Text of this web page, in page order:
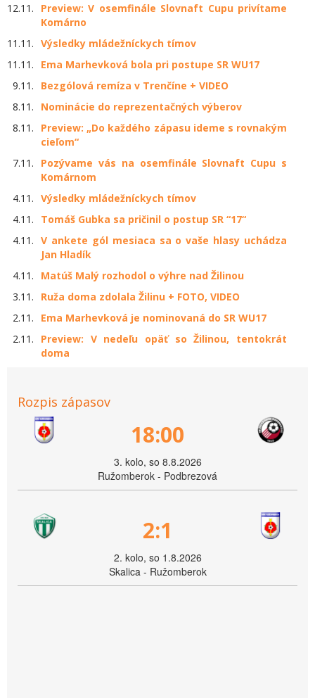
12.11.
Preview: V osemfinále Slovnaft Cupu privítame
Komárno
11.11. Výsledky mládežníckych tímov
11.11.
Ema Marhevková bola pri postupe SR WU17
9.11.
Bezgólová remíza v Trenčíne + VIDEO
8.11.
Nominácie do reprezentačných výberov
8.11.
Preview: „Do každého zápasu ideme s rovnakým
cieľom“
7.11.
Pozývame vás na osemfinále Slovnaft Cupu s
Komárnom
4.11. Výsledky mládežníckych tímov
4.11.
Tomáš Gubka sa pričinil o postup SR “17“
4.11. V ankete gól mesiaca sa o vaše hlasy uchádza
Jan Hladík
4.11.
Matúš Malý rozhodol o výhre nad Žilinou
3.11.
Ruža doma zdolala Žilinu + FOTO, VIDEO
2.11.
Ema Marhevková je nominovaná do SR WU17
2.11.
Preview: V nedeľu opäť so Žilinou, tentokrát
doma
Rozpis zápasov
18:00
3. kolo, so 8.8.2026
Ružomberok - Podbrezová
2:1
2. kolo, so 1.8.2026
Skalica - Ružomberok